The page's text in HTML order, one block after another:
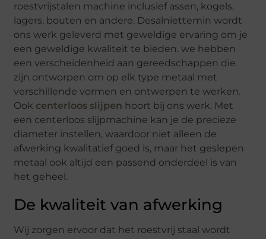
roestvrijstalen machine inclusief assen, kogels,
lagers, bouten en andere. Desalniettemin wordt
ons werk geleverd met geweldige ervaring om je
een geweldige kwaliteit te bieden. we hebben
een verscheidenheid aan gereedschappen die
zijn ontworpen om op elk type metaal met
verschillende vormen en ontwerpen te werken.
Ook centerloos slijpen hoort bij ons werk. Met
een centerloos slijpmachine kan je de precieze
diameter instellen, waardoor niet alleen de
afwerking kwalitatief goed is, maar het geslepen
metaal ook altijd een passend onderdeel is van
het geheel.
De kwaliteit van afwerking
Wij zorgen ervoor dat het roestvrij staal wordt